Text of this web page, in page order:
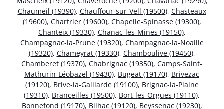
Chaumeil (19390), Chauffour-sur-Vell (19500), Chasteaux
(19600), Chartrier (19600), Chapelle-Spinasse (19300),
Chanteix (19330), Chanac-les-Mines (19150),
Champagnac-la-Prune (19320), Champagnac-la-Noaille
(19320), Chameyrat (19330), Chamboulive (19450),
Chamberet (19370), Chabrignac (19350), Camps-Saint-
Mathurin-Léobazel (19430), Bugeat (19170), Brivezac
(19120), Brive-la-Gaillarde (19100), Brignac-la-Plaine
(19310), Branceilles (19500), Bort-les-Orgues (19110),
Bonnefond (19170), Bilhac (19120), Beyssenac (19230),